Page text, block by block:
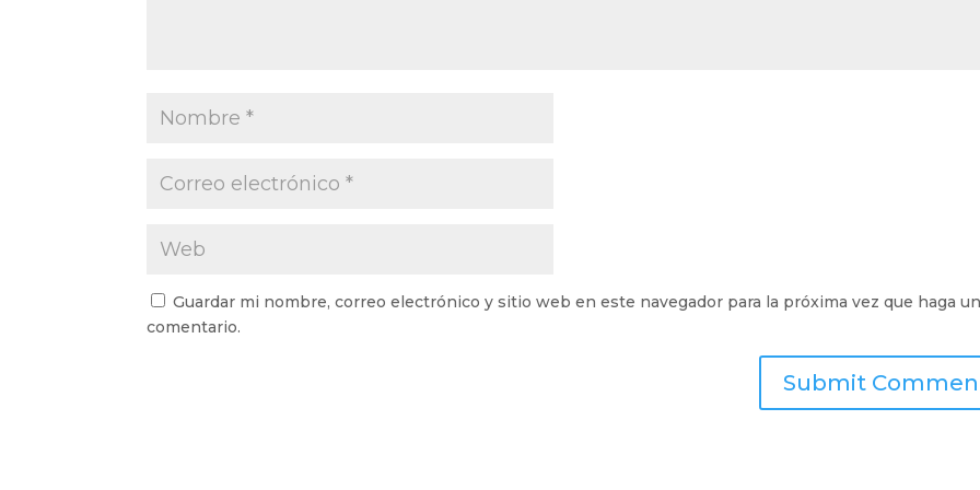
Guardar mi nombre, correo electrónico y sitio web en este navegador para la próxima vez que haga
comentario.